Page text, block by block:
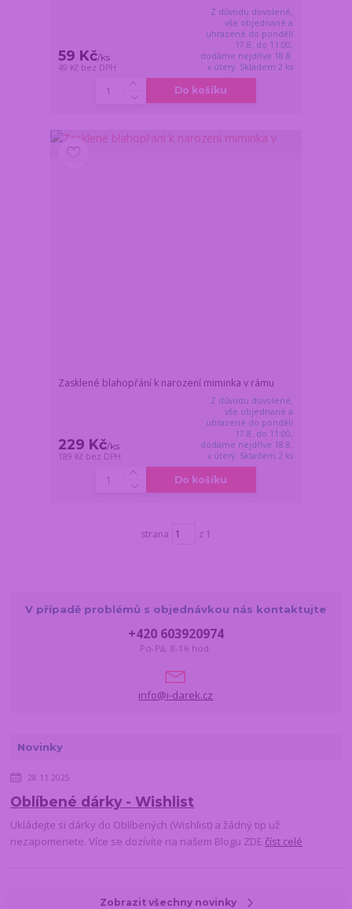
59 Kč/ks
49 Kč bez DPH
Z důvodu dovolené,
vše objednané a
uhrazené do pondělí
17.8. do 11:00,
dodáme nejdříve 18.8.
v úterý. Skladem 2 ks
Do košíku
Zasklené blahopřání k narození miminka v rámu
229 Kč/ks
189 Kč bez DPH
Z důvodu dovolené,
vše objednané a
uhrazené do pondělí
17.8. do 11:00,
dodáme nejdříve 18.8.
v úterý. Skladem 2 ks
Do košíku
strana z 1
V případě problémů s objednávkou nás kontaktujte
+420 603920974
Po-Pá, 8-16 hod.
info@i-darek.cz
Novinky
28.11.2025
Oblíbené dárky - Wishlist
Ukládejte si dárky do Oblíbených (Wishlist) a žádný tip už
nezapomenete. Více se dozívíte na našem Blogu ZDE číst celé
Zobrazit všechny novinky